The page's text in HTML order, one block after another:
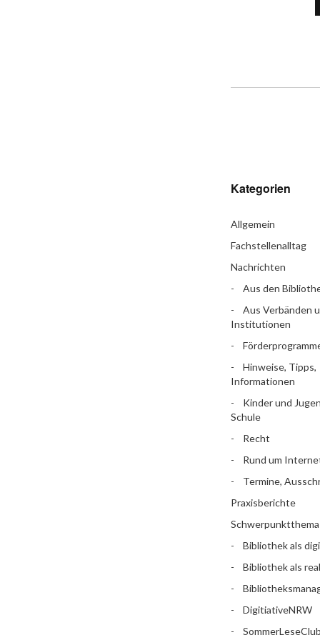
Kategorien
Allgemein
Fachstellenalltag
Nachrichten
Aus den
Aus Verbänden
Institutionen
Hinweise, Tipps,
Informationen
Kinder und
Schule
Recht
Rund um
Termine,
Praxisberichte
Schwerpunktthema
Bibliothek als
Bibliothek als
DigitiativeNRW